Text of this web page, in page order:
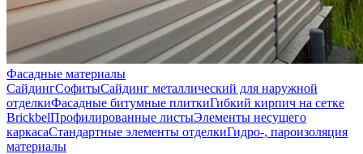
Фасадные материалы
СайдингСофитыСайдинг металлический для наружной
отделкиФасадные битумные плиткиГибкий кирпич на сетке
BrickbelПрофилированные листыЭлементы несущего
каркасаСтандартные элементы отделкиГидро-, пароизоляция
материалы